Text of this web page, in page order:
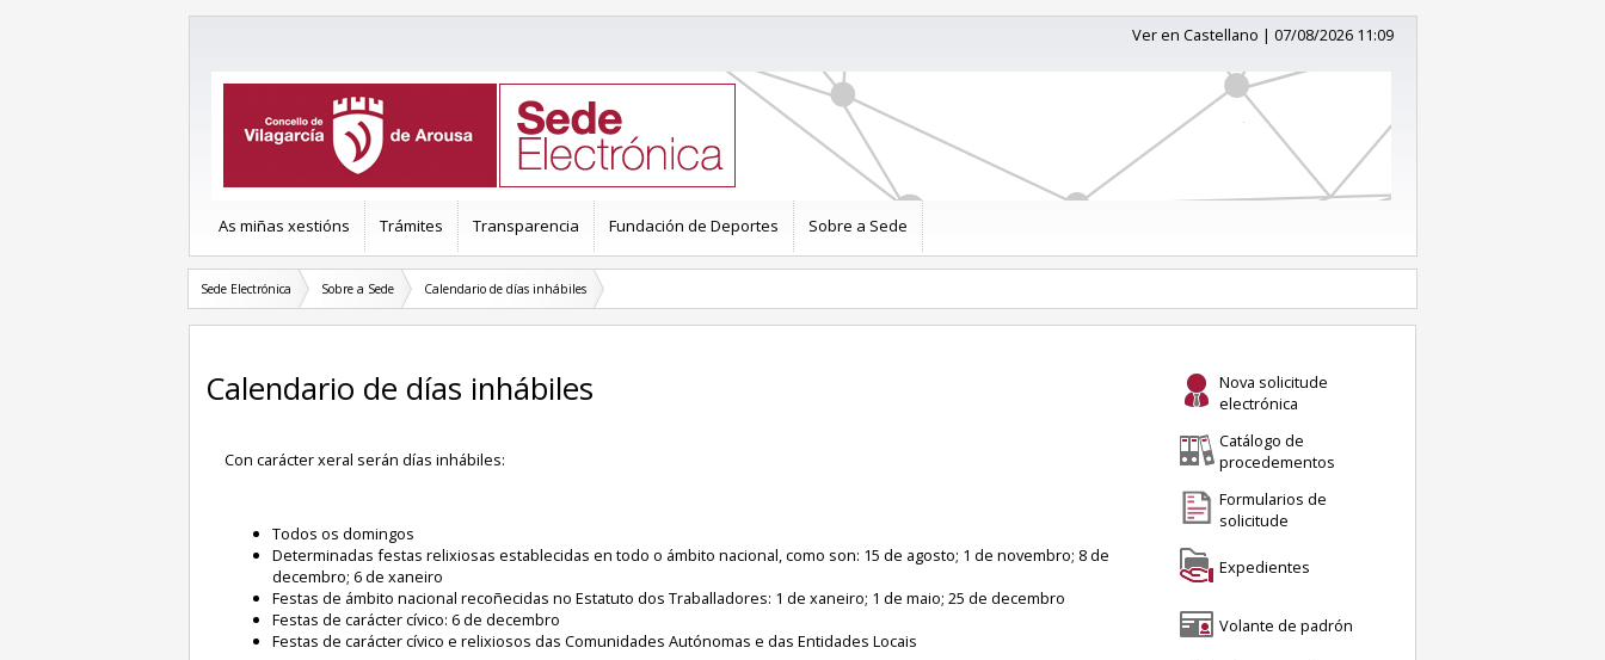
Ver en Castellano | 07/08/2026 11:09
As miñas xestións Trámites Transparencia Fundación de Deportes Sobre a Sede
Sede Electrónica Sobre a Sede Calendario de días inhábiles
Calendario de días inhábiles
Con carácter xeral serán días inhábiles:
Todos os domingos
Determinadas festas relixiosas establecidas en todo o ámbito nacional, como son: 15 de agosto; 1 de novembro; 8 de
decembro; 6 de xaneiro
Festas de ámbito nacional recoñecidas no Estatuto dos Traballadores: 1 de xaneiro; 1 de maio; 25 de decembro
Festas de carácter cívico: 6 de decembro
Festas de carácter cívico e relixiosos das Comunidades Autónomas e das Entidades Locais
Nova solicitude
electrónica
Catálogo de
procedementos
Formularios de
solicitude
Expedientes
Volante de padrón